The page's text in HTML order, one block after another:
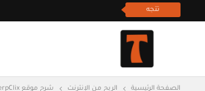
تتجه
الصفحة الرئيسية الربح من الإنترنت شرح موقع SerpClix الربح من النقرات بدون رأس مال وبدون خبرة 0.10$ على كل نقرة